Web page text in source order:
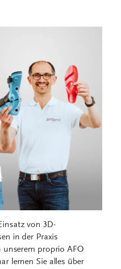
von 3D-
in der Praxis
unserem proprio AFO
lernen Sie alles über